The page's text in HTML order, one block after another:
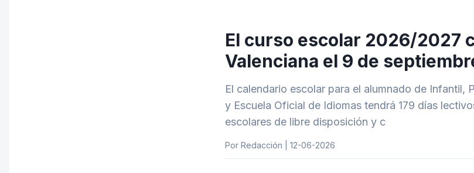
El curso escolar 2026/2027
Valenciana el 9 de
El calendario escolar para el alumnado de Infantil,
y Escuela Oficial de Idiomas tendrá 179 días
escolares de libre disposición y c
Por Redacción | 12-06-2026